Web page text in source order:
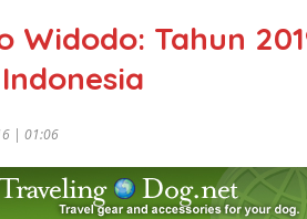
Widodo: Tahun
| 01:06